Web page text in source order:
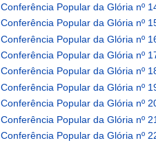
Conferência Popular da Glória nº
Conferência Popular da Glória nº
Conferência Popular da Glória nº
Conferência Popular da Glória nº
Conferência Popular da Glória nº
Conferência Popular da Glória nº
Conferência Popular da Glória nº
Conferência Popular da Glória nº
Conferência Popular da Glória nº